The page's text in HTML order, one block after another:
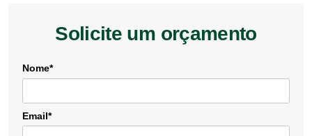
Solicite um orçamento
Nome*
Email*